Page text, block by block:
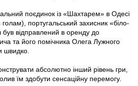
поєдинок із «Шахтарем» в Одесі
португальський захисник «біло-
був відправлений в оренду до
та його помічника Олега Лужного
швидко.
абсолютно інший рівень гри,
їм здобути сенсаційну перемогу.